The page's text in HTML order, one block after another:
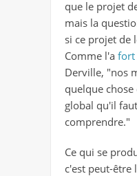
que le projet
mais la
si ce projet de
Comme l'a fort
Derville, "nos
quelque
global qu'il
comprendre."
Ce qui se
c'est peut-être